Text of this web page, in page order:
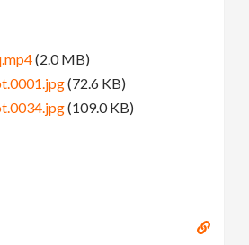
(2.0 MB)
(72.6 KB)
(109.0 KB)